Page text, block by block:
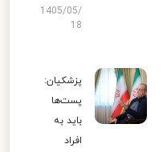
1405/05/
18
پزشکیان:
پست‌ها
باید به
افراد